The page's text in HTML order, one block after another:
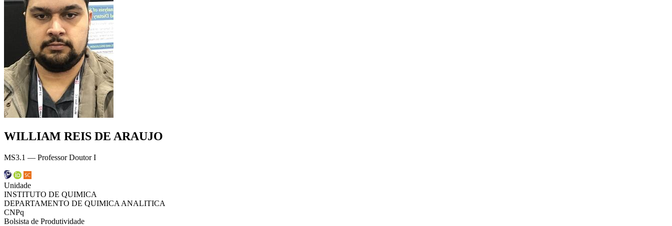
WILLIAM REIS DE ARAUJO
MS3.1 — Professor Doutor I
Unidade
INSTITUTO DE QUIMICA
DEPARTAMENTO DE QUIMICA ANALITICA
CNPq
Bolsista de Produtividade